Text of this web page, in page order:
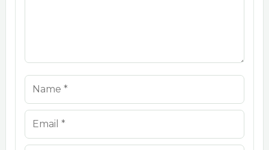
Name
Email